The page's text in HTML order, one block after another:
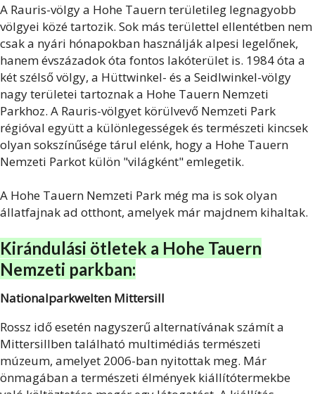
A Rauris-völgy a Hohe Tauern területileg legnagyobb
völgyei közé tartozik. Sok más területtel ellentétben nem
csak a nyári hónapokban használják alpesi legelőnek,
hanem évszázadok óta fontos lakóterület is. 1984 óta a
két szélső völgy, a Hüttwinkel- és a Seidlwinkel-völgy
nagy területei tartoznak a Hohe Tauern Nemzeti
Parkhoz. A Rauris-völgyet körülvevő Nemzeti Park
régióval együtt a különlegességek és természeti kincsek
olyan sokszínűsége tárul elénk, hogy a Hohe Tauern
Nemzeti Parkot külön "világként" emlegetik.
A Hohe Tauern Nemzeti Park még ma is sok olyan
állatfajnak ad otthont, amelyek már majdnem kihaltak.
Kirándulási ötletek a Hohe Tauern
Nemzeti parkban:
Nationalparkwelten Mittersill
Rossz idő esetén nagyszerű alternatívának számít a
Mittersillben található multimédiás természeti
múzeum, amelyet 2006-ban nyitottak meg. Már
önmagában a természeti élmények kiállítótermekbe